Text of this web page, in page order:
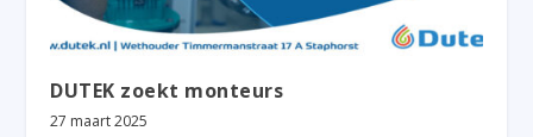
DUTEK zoekt monteurs
27 maart 2025